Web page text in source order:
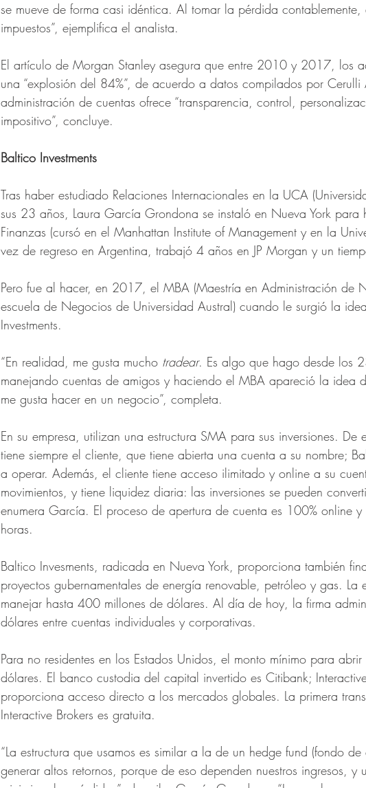
se mueve de forma casi idéntica. Al tomar la pérdida contablemente,
impuestos”, ejemplifica el analista.
El artículo de Morgan Stanley asegura que entre 2010 y 2017, los
una “explosión del 84%”, de acuerdo a datos compilados por Cerulli
administración de cuentas ofrece “transparencia, control,
impositivo”, concluye.
Baltico Investments
Tras haber estudiado Relaciones Internacionales en la UCA
sus 23 años, Laura García Grondona se instaló en Nueva York para
Finanzas (cursó en el Manhattan Institute of Management y en la
vez de regreso en Argentina, trabajó 4 años en JP Morgan y un
Pero fue al hacer, en 2017, el MBA (Maestría en Administración de
escuela de Negocios de Universidad Austral) cuando le surgió la
Investments.
“En realidad, me gusta mucho tradear. Es algo que hago desde los
manejando cuentas de amigos y haciendo el MBA apareció la idea
me gusta hacer en un negocio”, completa.
En su empresa, utilizan una estructura SMA para sus inversiones. De
tiene siempre el cliente, que tiene abierta una cuenta a su nombre;
a operar. Además, el cliente tiene acceso ilimitado y online a su
movimientos, y tiene liquidez diaria: las inversiones se pueden
enumera García. El proceso de apertura de cuenta es 100% online
horas.
Baltico Invesments, radicada en Nueva York, proporciona también
proyectos gubernamentales de energía renovable, petróleo y gas. La
manejar hasta 400 millones de dólares. Al día de hoy, la firma
dólares entre cuentas individuales y corporativas.
Para no residentes en los Estados Unidos, el monto mínimo para
dólares. El banco custodia del capital invertido es Citibank;
proporciona acceso directo a los mercados globales. La primera
Interactive Brokers es gratuita.
“La estructura que usamos es similar a la de un hedge fund (fondo de
generar altos retornos, porque de eso dependen nuestros ingresos, y